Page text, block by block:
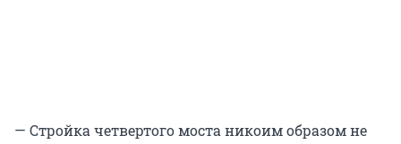
— Стройка четвертого моста никоим образом не